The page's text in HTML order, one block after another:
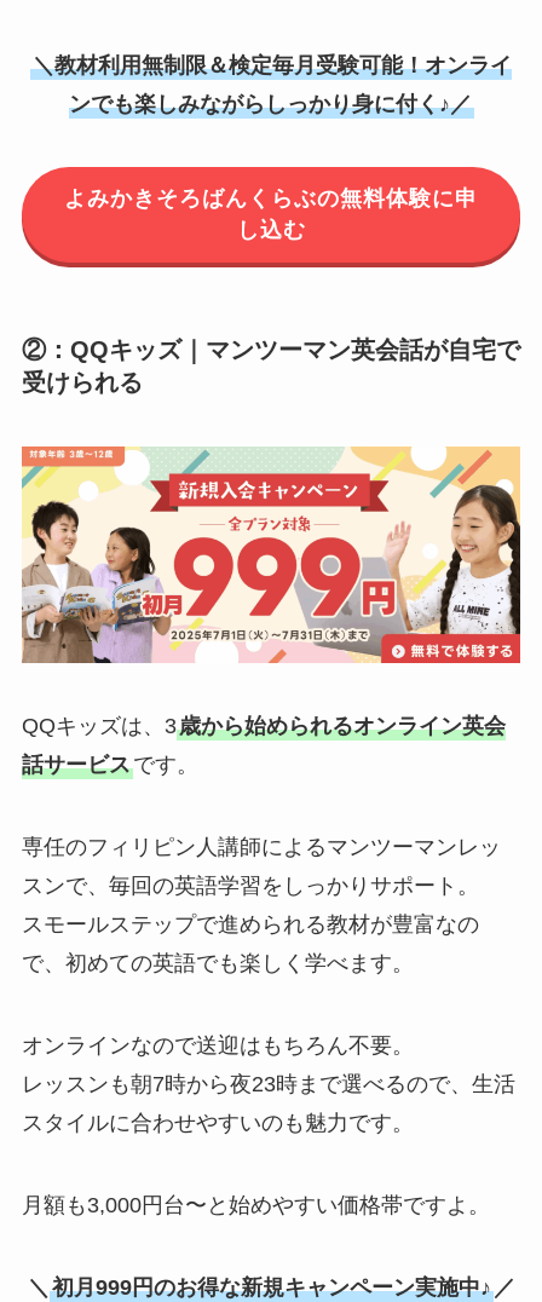
＼教材利用無制限＆検定毎月受験可能！オンライ
ンでも楽しみながらしっかり身に付く♪／
よみかきそろばんくらぶの無料体験に申
し込む
②：QQキッズ｜マンツーマン英会話が自宅で
受けられる
QQキッズは、3歳から始められるオンライン英会
話サービスです。
専任のフィリピン人講師によるマンツーマンレッ
スンで、毎回の英語学習をしっかりサポート。
スモールステップで進められる教材が豊富なの
で、初めての英語でも楽しく学べます。
オンラインなので送迎はもちろん不要。
レッスンも朝7時から夜23時まで選べるので、生活
スタイルに合わせやすいのも魅力です。
月額も3,000円台〜と始めやすい価格帯ですよ。
＼ 初月999円のお得な新規キャンペーン実施中♪／